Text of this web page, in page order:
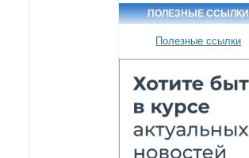
ПОЛЕЗНЫЕ ССЫЛКИ
Полезные ссылки